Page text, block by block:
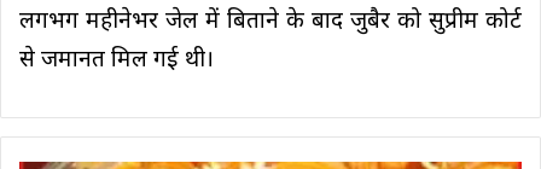
लगभग महीनेभर जेल में बिताने के बाद जुबैर को सुप्रीम कोर्ट
से जमानत मिल गई थी।